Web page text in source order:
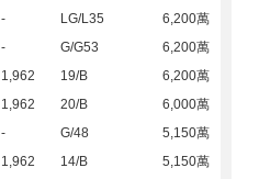
- LG/L35
6,200萬
- G/G53
6,200萬
1,962 19/B
6,200萬
1,962 20/B
6,000萬
- G/48
5,150萬
1,962 14/B
5,150萬